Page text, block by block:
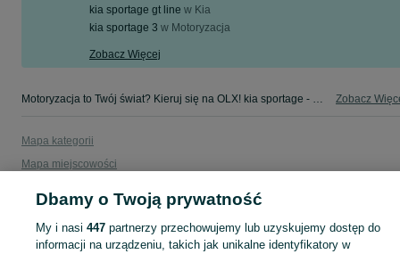
kia sportage gt line w Kia
kia sportage 3 w Motoryzacja
Zobacz Więcej
Motoryzacja to Twój świat? Kieruj się na OLX! kia sportage - Zachodniopomorskie - tylko w kategorii Motoryzacja na OLX! Zobacz
Mapa kategorii
Mapa miejscowości
Popularne wyszukiwania
Dbamy o Twoją prywatność
My i nasi 447partnerzy przechowujemy lub uzyskujemy dostęp do
informacji na urządzeniu, takich jak unikalne identyfikatory w